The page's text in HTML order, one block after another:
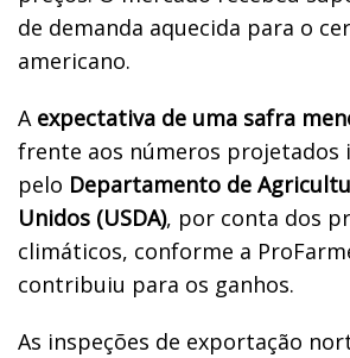
de demanda aquecida para o
americano.
A expectativa de uma safra
frente aos números projetados
pelo Departamento de
Unidos (USDA), por conta dos
climáticos, conforme a
contribuiu para os ganhos.
As inspeções de exportação